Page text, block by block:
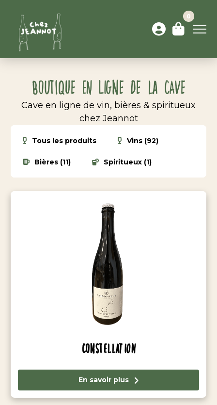
0
Boutique en ligne de la cave
Cave en ligne de vin, bières & spiritueux
chez Jeannot
Tous les produits Vins (92)
Bières (11) Spiritueux (1)
Constellation
En savoir plus